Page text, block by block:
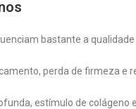
bastante a qualidade
perda de firmeza e
estímulo de colágeno